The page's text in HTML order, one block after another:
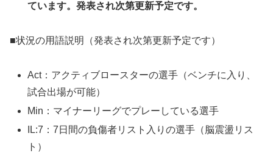
ています。発表され次第更新予定です。
■状況の用語説明（発表され次第更新予定です）
Act：アクティブロースターの選手（ベンチに入り、
試合出場が可能）
Min：マイナーリーグでプレーしている選手
IL:7：7日間の負傷者リスト入りの選手（脳震盪リス
ト）